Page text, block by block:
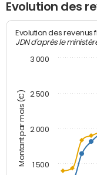
Evolution des
Montant par mois (€)
Evolution des
JDN d'après le
1 500
2 000
2 500
3 000